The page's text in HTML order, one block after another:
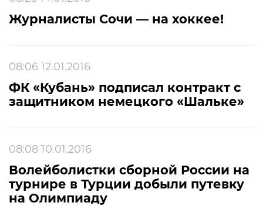
Журналисты Сочи — на хоккее!
08:06 12.01.2016
ФК «Кубань» подписал контракт с
защитником немецкого «Шальке»
08:08 10.01.2016
Волейболистки сборной России на
турнире в Турции добыли путевку
на Олимпиаду